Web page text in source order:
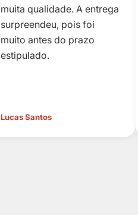
muita qualidade. A entrega
surpreendeu, pois foi
muito antes do prazo
estipulado.
Lucas Santos